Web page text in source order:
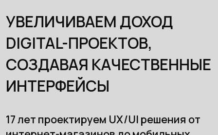
УВЕЛИЧИВАЕМ ДОХОД
DIGITAL-ПРОЕКТОВ,
СОЗДАВАЯ КАЧЕСТВЕННЫЕ
ИНТЕРФЕЙСЫ
17 лет проектируем UX/UI решения от